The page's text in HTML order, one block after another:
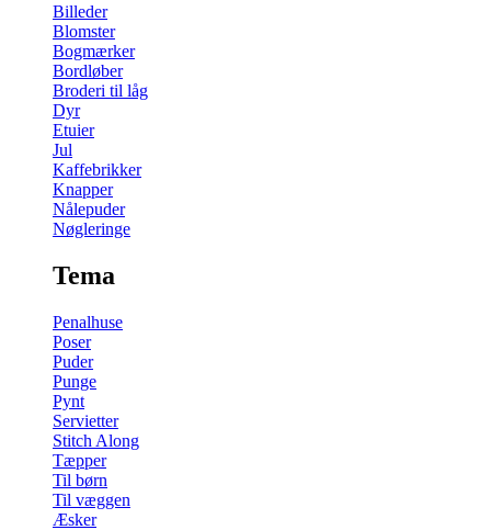
Billeder
Blomster
Bogmærker
Bordløber
Broderi til låg
Dyr
Etuier
Jul
Kaffebrikker
Knapper
Nålepuder
Nøgleringe
Tema
Penalhuse
Poser
Puder
Punge
Pynt
Servietter
Stitch Along
Tæpper
Til børn
Til væggen
Æsker